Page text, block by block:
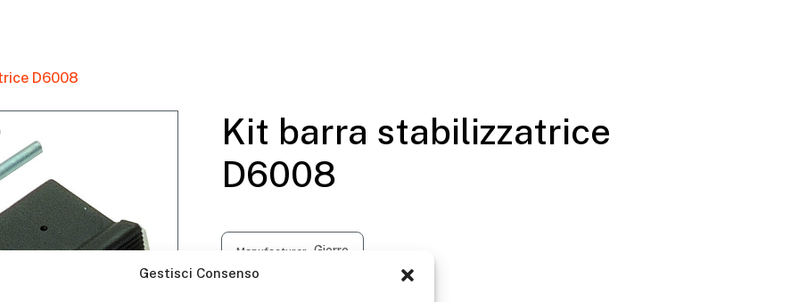
Gestisci Consenso
D6008
Kit barra stabilizzatrice
D6008
Manufacturer - Gierre